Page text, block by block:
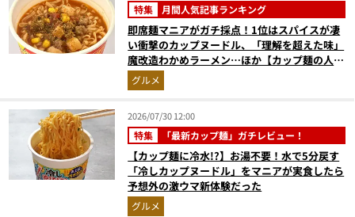
特集 月間人気記事ランキング
即席麺マニアがガチ採点！1位はスパイスが凄
い衝撃のカップヌードル、「理解を超えた味」
魔改造わかめラーメン…ほか【カップ麺の人気
記事ランキングベスト3】（2026年6月版）
グルメ
2026/07/30 12:00
特集 「最新カップ麺」ガチレビュー！
【カップ麺に冷水!?】お湯不要！水で5分戻す
「冷しカップヌードル」をマニアが実食したら
予想外の激ウマ新体験だった
グルメ